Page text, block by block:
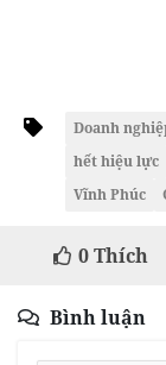
Doanh
hết hiệu lực
Vĩnh Phúc
0Thích
Bình luận